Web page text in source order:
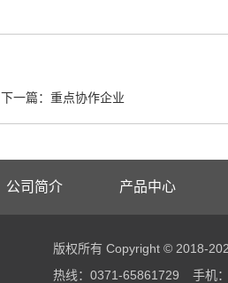
下一篇： 重点协作企业
公司简介 产品中心
版权所有 Copyright © 2018-
热线：0371-65861729
手机